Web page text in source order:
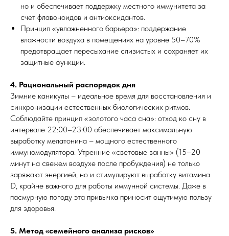
но и обеспечивает поддержку местного иммунитета за
счет флавоноидов и антиоксидантов.
Принцип «увлажненного барьера»: поддержание
влажности воздуха в помещениях на уровне 50–70%
предотвращает пересыхание слизистых и сохраняет их
защитные функции.
4. Рациональный распорядок дня
Зимние каникулы – идеальное время для восстановления и
синхронизации естественных биологических ритмов.
Соблюдайте принцип «золотого часа сна»: отход ко сну в
интервале 22:00–23:00 обеспечивает максимальную
выработку мелатонина – мощного естественного
иммуномодулятора. Утренние «световые ванны» (15–20
минут на свежем воздухе после пробуждения) не только
заряжают энергией, но и стимулируют выработку витамина
D, крайне важного для работы иммунной системы. Даже в
пасмурную погоду эта привычка приносит ощутимую пользу
для здоровья.
5. Метод «семейного анализа рисков»